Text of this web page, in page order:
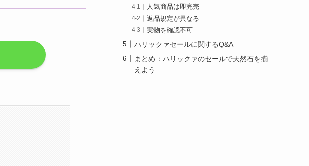
人気商品は即完売
返品規定が異なる
実物を確認不可
ハリックァセールに関するQ&A
まとめ：ハリックァのセールで天然石を揃
えよう